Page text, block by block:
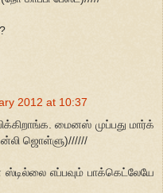
2012 at 10:37
மைனஸ் முப்பது மார்க்
ஜொள்ளு)//////
எப்பவும் பாக்கெட்லேயே